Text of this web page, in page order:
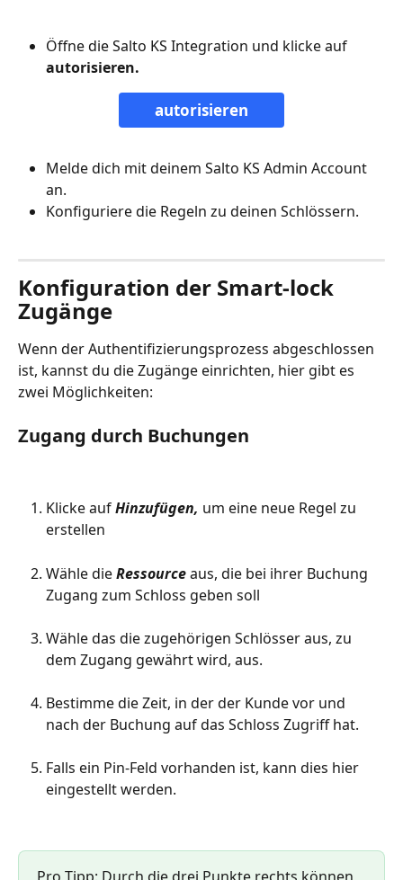
Öffne die Salto KS Integration und klicke auf
autorisieren.
autorisieren
Melde dich mit deinem Salto KS Admin Account
an.
Konfiguriere die Regeln zu deinen Schlössern.
Konfiguration der Smart-lock
Zugänge
Wenn der Authentifizierungsprozess abgeschlossen
ist, kannst du die Zugänge einrichten, hier gibt es
zwei Möglichkeiten:
Zugang durch Buchungen
Klicke auf Hinzufügen, um eine neue Regel zu
erstellen
Wähle die Ressource aus, die bei ihrer Buchung
Zugang zum Schloss geben soll
Wähle das die zugehörigen Schlösser aus, zu
dem Zugang gewährt wird, aus.
Bestimme die Zeit, in der der Kunde vor und
nach der Buchung auf das Schloss Zugriff hat.
Falls ein Pin-Feld vorhanden ist, kann dies hier
eingestellt werden.